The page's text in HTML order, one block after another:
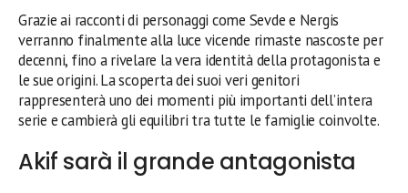
Grazie ai racconti di personaggi come Sevde e Nergis
verranno finalmente alla luce vicende rimaste nascoste per
decenni, fino a rivelare la vera identità della protagonista e
le sue origini. La scoperta dei suoi veri genitori
rappresenterà uno dei momenti più importanti dell’intera
serie e cambierà gli equilibri tra tutte le famiglie coinvolte.
Akif sarà il grande antagonista